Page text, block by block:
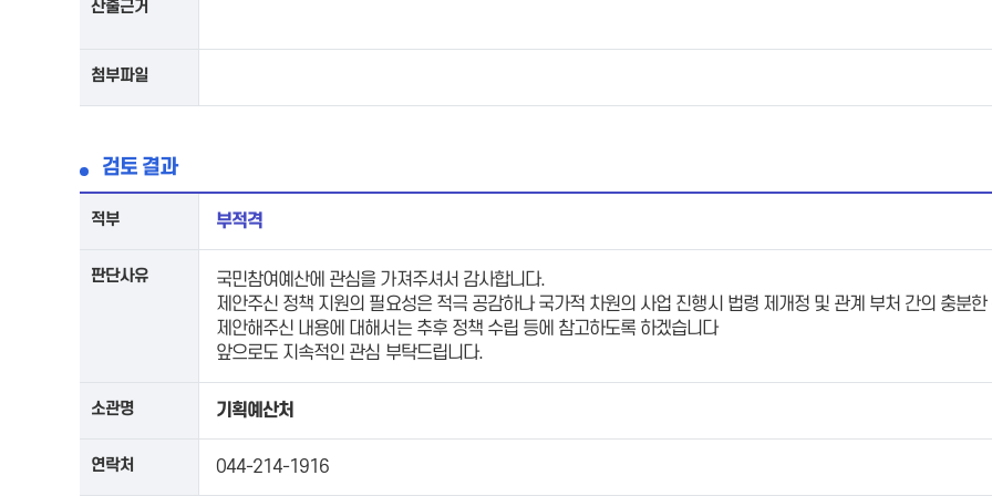
산출근거
첨부파일
검토 결과
적부 부적격
판단사유
국민참여예산에 관심을 가져주셔서 감사합니다.
제안주신 정책 지원의 필요성은 적극 공감하나 국가적 차원의 사업 진행시 법령 제개정 및 관계 부처 간의 충분
제안해주신 내용에 대해서는 추후 정책 수립 등에 참고하도록 하겠습니다
앞으로도 지속적인 관심 부탁드립니다.
소관명 기획예산처
연락처 044-214-1916